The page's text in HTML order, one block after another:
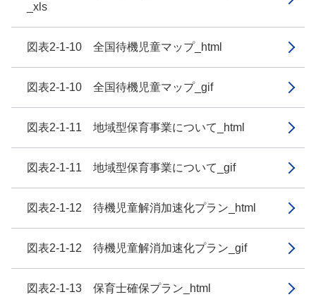
_xls
図表2-1-10 全国待機児童マップ_html
図表2-1-10 全国待機児童マップ_gif
図表2-1-11 地域型保育事業について_html
図表2-1-11 地域型保育事業について_gif
図表2-1-12 待機児童解消加速化プラン_html
図表2-1-12 待機児童解消加速化プラン_gif
図表2-1-13 保育士確保プラン_html